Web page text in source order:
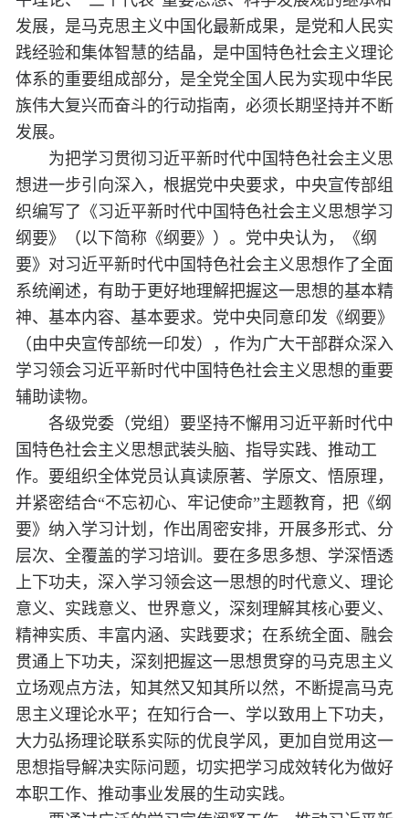
发展，是马克思主义中国化最新成果，是党和人民实
践经验和集体智慧的结晶，是中国特色社会主义理论
体系的重要组成部分，是全党全国人民为实现中华民
族伟大复兴而奋斗的行动指南，必须长期坚持并不断
发展。
为把学习贯彻习近平新时代中国特色社会主义思
想进一步引向深入，根据党中央要求，中央宣传部组
织编写了《习近平新时代中国特色社会主义思想学习
纲要》（以下简称《纲要》）。党中央认为，《纲
要》对习近平新时代中国特色社会主义思想作了全面
系统阐述，有助于更好地理解把握这一思想的基本精
神、基本内容、基本要求。党中央同意印发《纲要》
（由中央宣传部统一印发），作为广大干部群众深入
学习领会习近平新时代中国特色社会主义思想的重要
辅助读物。
各级党委（党组）要坚持不懈用习近平新时代中
国特色社会主义思想武装头脑、指导实践、推动工
作。要组织全体党员认真读原著、学原文、悟原理，
并紧密结合“不忘初心、牢记使命”主题教育，把《纲
要》纳入学习计划，作出周密安排，开展多形式、分
层次、全覆盖的学习培训。要在多思多想、学深悟透
上下功夫，深入学习领会这一思想的时代意义、理论
意义、实践意义、世界意义，深刻理解其核心要义、
精神实质、丰富内涵、实践要求；在系统全面、融会
贯通上下功夫，深刻把握这一思想贯穿的马克思主义
立场观点方法，知其然又知其所以然，不断提高马克
思主义理论水平；在知行合一、学以致用上下功夫，
大力弘扬理论联系实际的优良学风，更加自觉用这一
思想指导解决实际问题，切实把学习成效转化为做好
本职工作、推动事业发展的生动实践。